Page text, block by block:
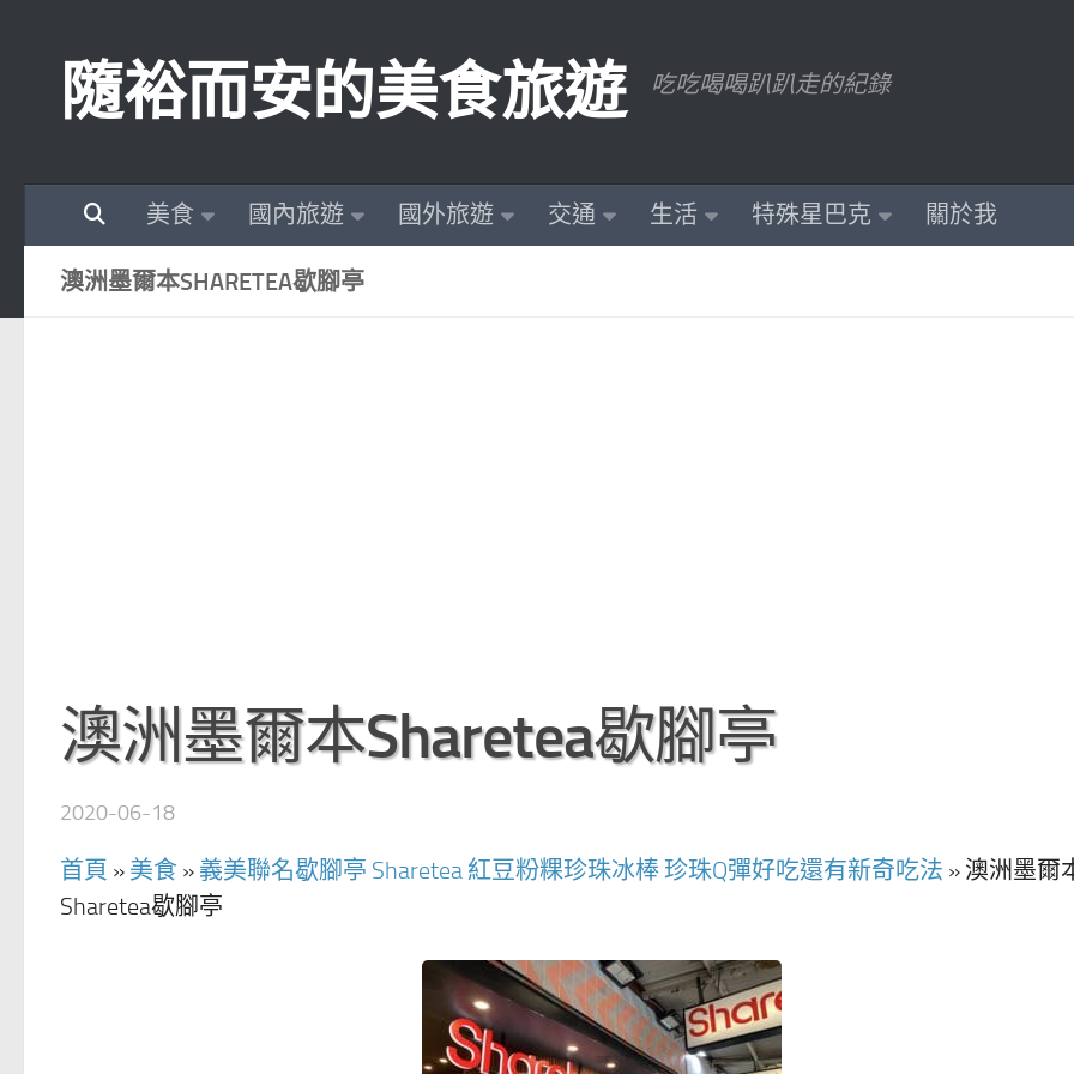
隨裕而安的美食旅遊 吃吃喝喝趴趴走的紀錄
美食 國內旅遊 國外旅遊 交通 生活 特殊星巴克 關於我
澳洲墨爾本SHARETEA歇腳亭
澳洲墨爾本Sharetea歇腳亭
2020-06-18
首頁 » 美食 » 義美聯名歇腳亭 Sharetea 紅豆粉粿珍珠冰棒 珍珠Q彈好吃還有新奇吃法 » 澳洲墨爾
Sharetea歇腳亭